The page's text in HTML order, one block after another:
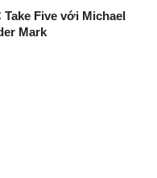
Take Five với Michael
Mark